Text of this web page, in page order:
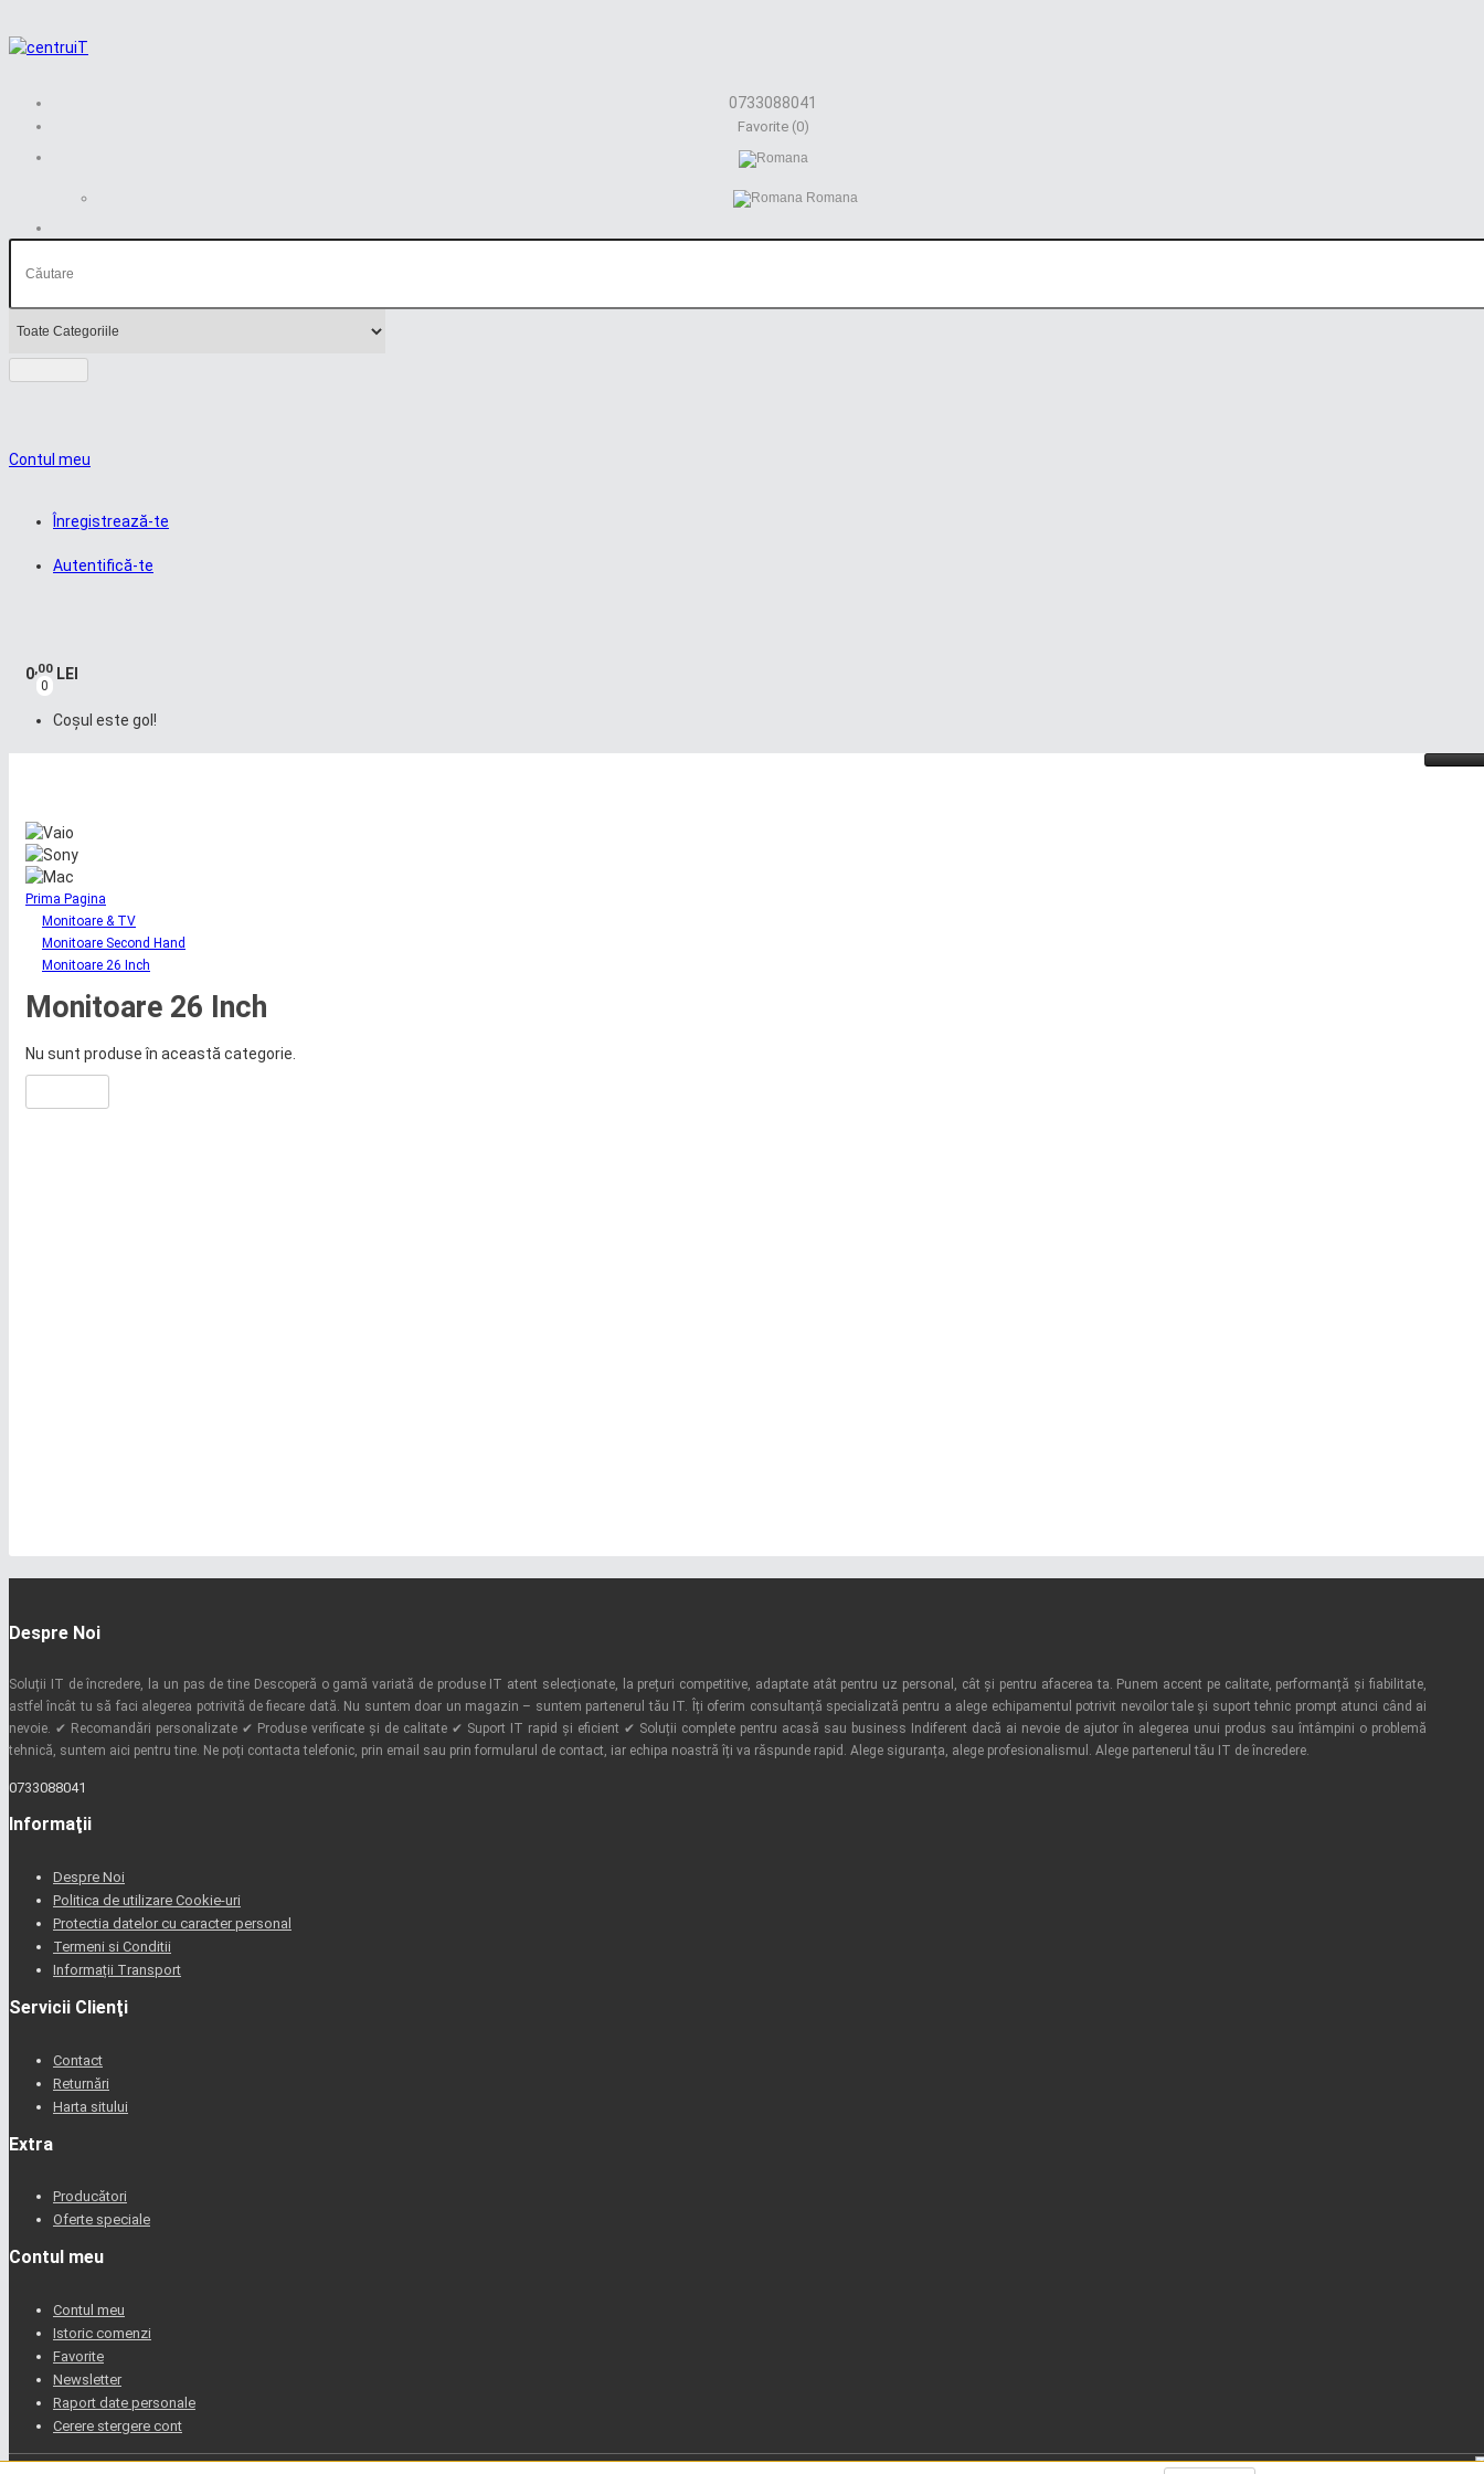
0733088041
Favorite (0)
Romana
Contul meu
Înregistrează-te
Autentifică-te
0
0,00 LEI
Coșul este gol!
Prima Pagina
Monitoare & TV
Monitoare Second Hand
Monitoare 26 Inch
Monitoare 26 Inch
Nu sunt produse în această categorie.
Despre Noi
Soluții IT de încredere, la un pas de tine Descoperă o gamă variată de produse IT atent selecționate, la prețuri competitive, adaptate atât pentru uz personal, cât și pentru afacerea ta. Punem accent pe calitate, performanță și fiabilitate,
astfel încât tu să faci alegerea potrivită de fiecare dată. Nu suntem doar un magazin – suntem partenerul tău IT. Îți oferim consultanță specializată pentru a alege echipamentul potrivit nevoilor tale și suport tehnic prompt atunci când ai
nevoie. ✔ Recomandări personalizate ✔ Produse verificate și de calitate ✔ Suport IT rapid și eficient ✔ Soluții complete pentru acasă sau business Indiferent dacă ai nevoie de ajutor în alegerea unui produs sau întâmpini o problemă
tehnică, suntem aici pentru tine. Ne poți contacta telefonic, prin email sau prin formularul de contact, iar echipa noastră îți va răspunde rapid. Alege siguranța, alege profesionalismul. Alege partenerul tău IT de încredere.
0733088041
Informaţii
Despre Noi
Politica de utilizare Cookie-uri
Protectia datelor cu caracter personal
Termeni si Conditii
Informații Transport
Servicii Clienţi
Contact
Returnări
Harta sitului
Extra
Producători
Oferte speciale
Contul meu
Contul meu
Istoric comenzi
Favorite
Newsletter
Raport date personale
Cerere stergere cont